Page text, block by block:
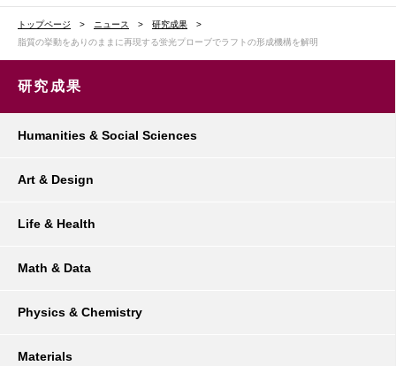
トップページ ニュース
研究成果
脂質の挙動をありのままに再現する蛍光プローブでラフトの形成機構を解明
研究成果
Humanities & Social Sciences
Art & Design
Life & Health
Math & Data
Physics & Chemistry
Materials